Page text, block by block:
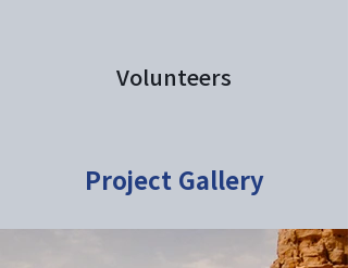
Volunteers
Project Gallery